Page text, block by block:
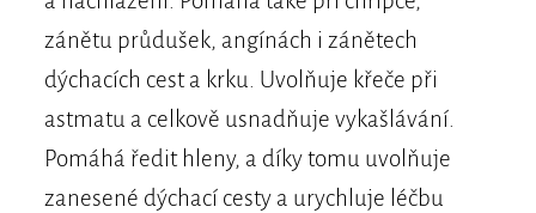
zánětu průdušek, angínách i zánětech
dýchacích cest a krku. Uvolňuje křeče při
astmatu a celkově usnadňuje vykašlávání.
Pomáhá ředit hleny, a díky tomu uvolňuje
zanesené dýchací cesty a urychluje léčbu